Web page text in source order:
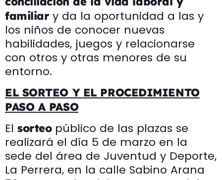
familiary da la oportunidad a las y
los niños de conocer nuevas
habilidades, juegos y relacionarse
con otros y otras menores de su
entorno.
EL SORTEO Y EL PROCEDIMIENTO
PASO A PASO
El sorteopúblico de las plazas se
realizará el día 5 de marzo en la
sede del área de Juventud y Deporte,
La Perrera, en la calle Sabino Arana